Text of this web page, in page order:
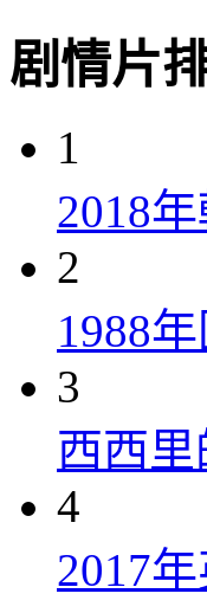
剧情片
1
2018
2
1988
3
西西里
4
2017